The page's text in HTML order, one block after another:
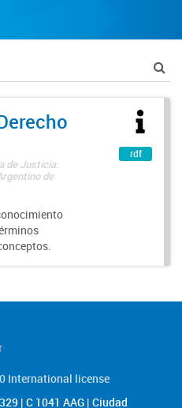
de Justicia.
de
rdf
International license
| C 1041 AAG | Ciudad